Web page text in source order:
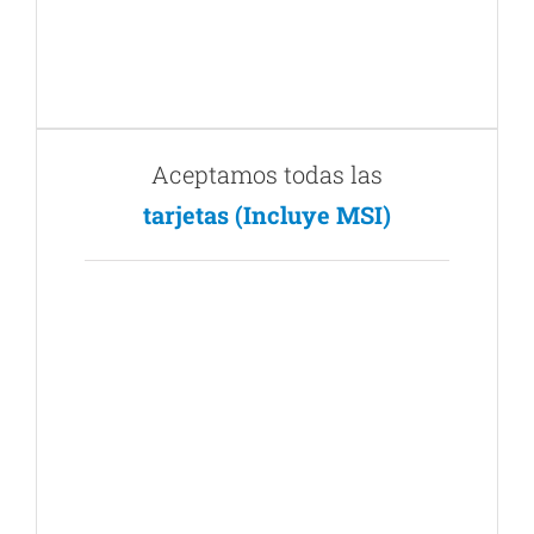
Aceptamos todas las
tarjetas (Incluye MSI)